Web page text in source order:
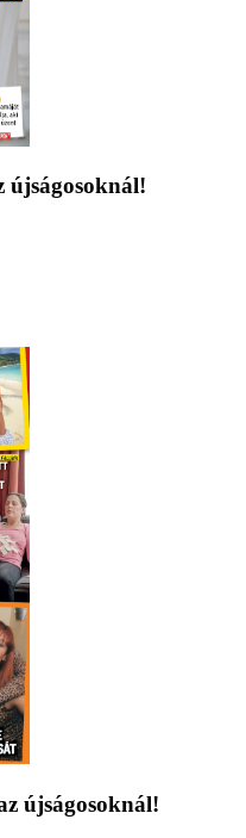
újságosoknál!
újságosoknál!